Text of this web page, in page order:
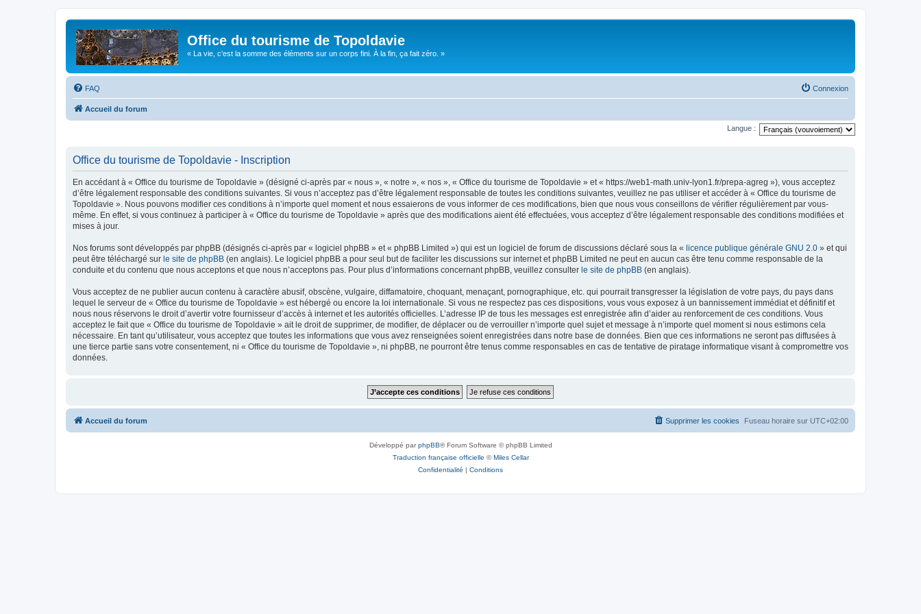
Office du tourisme de Topoldavie
« La vie, c'est la somme des éléments sur un corps fini. À la fin, ça fait zéro. »
FAQ Connexion
Accueil du forum
Langue :
Office du tourisme de Topoldavie - Inscription
En accédant à « Office du tourisme de Topoldavie » (désigné ci-après par « nous », « notre », « nos », « Office du tourisme de Topoldavie » et « https://web1-math.univ-lyon1.fr/prepa-agreg »), vous acceptez
d’être légalement responsable des conditions suivantes. Si vous n’acceptez pas d’être légalement responsable de toutes les conditions suivantes, veuillez ne pas utiliser et accéder à « Office du tourisme de
Topoldavie ». Nous pouvons modifier ces conditions à n’importe quel moment et nous essaierons de vous informer de ces modifications, bien que nous vous conseillons de vérifier régulièrement par vous-
même. En effet, si vous continuez à participer à « Office du tourisme de Topoldavie » après que des modifications aient été effectuées, vous acceptez d’être légalement responsable des conditions modifiées et
mises à jour.
Nos forums sont développés par phpBB (désignés ci-après par « logiciel phpBB » et « phpBB Limited ») qui est un logiciel de forum de discussions déclaré sous la « licence publique générale GNU 2.0 » et qui
peut être téléchargé sur le site de phpBB (en anglais). Le logiciel phpBB a pour seul but de faciliter les discussions sur internet et phpBB Limited ne peut en aucun cas être tenu comme responsable de la
conduite et du contenu que nous acceptons et que nous n’acceptons pas. Pour plus d’informations concernant phpBB, veuillez consulter le site de phpBB (en anglais).
Vous acceptez de ne publier aucun contenu à caractère abusif, obscène, vulgaire, diffamatoire, choquant, menaçant, pornographique, etc. qui pourrait transgresser la législation de votre pays, du pays dans
lequel le serveur de « Office du tourisme de Topoldavie » est hébergé ou encore la loi internationale. Si vous ne respectez pas ces dispositions, vous vous exposez à un bannissement immédiat et définitif et
nous nous réservons le droit d’avertir votre fournisseur d’accès à internet et les autorités officielles. L’adresse IP de tous les messages est enregistrée afin d’aider au renforcement de ces conditions. Vous
acceptez le fait que « Office du tourisme de Topoldavie » ait le droit de supprimer, de modifier, de déplacer ou de verrouiller n’importe quel sujet et message à n’importe quel moment si nous estimons cela
nécessaire. En tant qu’utilisateur, vous acceptez que toutes les informations que vous avez renseignées soient enregistrées dans notre base de données. Bien que ces informations ne seront pas diffusées à
une tierce partie sans votre consentement, ni « Office du tourisme de Topoldavie », ni phpBB, ne pourront être tenus comme responsables en cas de tentative de piratage informatique visant à compromettre vos
données.
Accueil du forum Fuseau horaire sur UTC+02:00
Supprimer les cookies
Développé parphpBB® Forum Software © phpBB Limited
Traduction française officielle ©Miles Cellar
Confidentialité | Conditions